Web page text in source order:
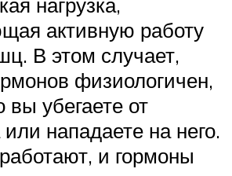
нагрузка,
активную работу
В этом случает,
физиологичен,
вы убегаете от
нападаете на него.
и гормоны